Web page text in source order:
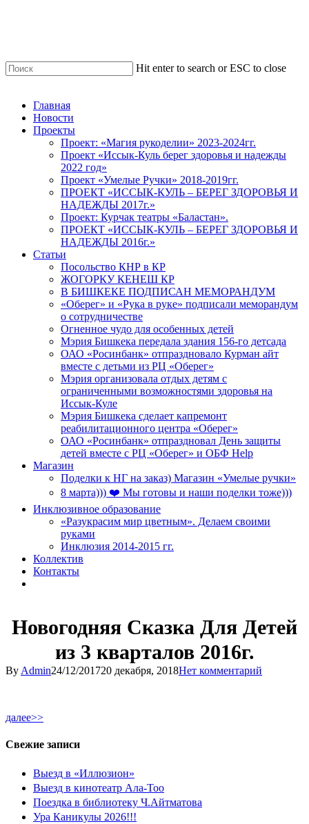
Hit enter to search or ESC to close
Menu
Главная
Новости
Проекты
Проект: «Магия рукоделии» 2023-2024гг.
Проект «Иссык-Куль берег здоровья и надежды
2022 год»
Проект «Умелые Ручки» 2018-2019гг.
ПРОЕКТ «ИССЫК-КУЛЬ – БЕРЕГ ЗДОРОВЬЯ И
НАДЕЖДЫ 2017г.»
Проект: Курчак театры «Баластан».
ПРОЕКТ «ИССЫК-КУЛЬ – БЕРЕГ ЗДОРОВЬЯ И
НАДЕЖДЫ 2016г.»
Статьи
Посольство КНР в КР
ЖОГОРКУ КЕНЕШ КР
В БИШКЕКЕ ПОДПИСАН МЕМОРАНДУМ
«Оберег» и «Рука в руке» подписали меморандум
о сотрудничестве
Огненное чудо для особенных детей
Мэрия Бишкека передала здания 156-го детсада
ОАО «Росинбанк» отпраздновало Курман айт
вместе с детьми из РЦ «Оберег»
Мэрия организовала отдых детям с
ограниченными возможностями здоровья на
Иссык-Куле
Мэрия Бишкека сделает капремонт
реабилитационного центра «Оберег»
ОАО «Росинбанк» отпраздновал День защиты
детей вместе с РЦ «Оберег» и ОБФ Help
Магазин
Поделки к НГ на заказ) Магазин «Умелые ручки»
8 марта))) ❤️ Мы готовы и наши поделки тоже)))
Инклюзивное образование
«Разукрасим мир цветным». Делаем своими
руками
Инклюзия 2014-2015 гг.
Коллектив
Контакты
Новогодняя Сказка Для Детей
из 3 кварталов 2016г.
By Admin24/12/201720 декабря, 2018Нет комментарий
далее>>
Свежие записи
Выезд в «Иллюзион»
Выезд в кинотеатр Ала-Тоо
Поездка в библиотеку Ч.Айтматова
Ура Каникулы 2026!!!